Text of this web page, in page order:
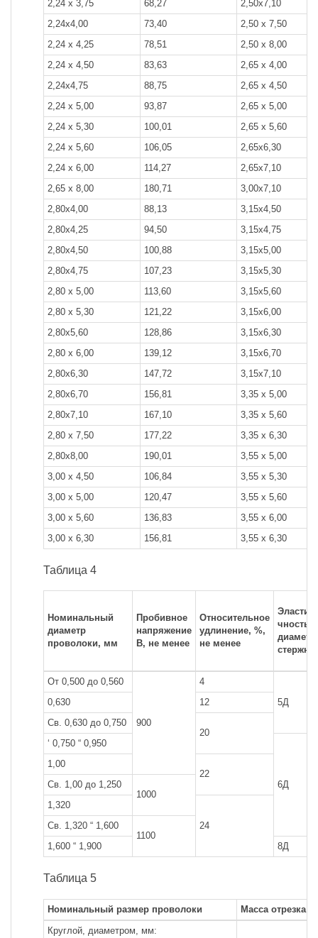
2,24 х 3,75 68,27
2,50x7,10
2,24x4,00
73,40
2,50 х 7,50
2,24 х 4,25
78,51
2,50 х 8,00
2,24 х 4,50
83,63
2,65 х 4,00
2,24x4,75
88,75
2,65 х 4,50
2,24 х 5,00
93,87
2,65 х 5,00
2,24 х 5,30
100,01
2,65 х 5,60
2,24 х 5,60
106,05
2,65x6,30
2,24 х 6,00
114,27
2,65x7,10
2,65 х 8,00
180,71
3,00x7,10
2,80x4,00
88,13
3,15x4,50
2,80x4,25
94,50
3,15x4,75
2,80x4,50
100,88
3,15x5,00
2,80x4,75
107,23
3,15x5,30
2,80 х 5,00
113,60
3,15x5,60
2,80 х 5,30
121,22
3,15x6,00
2,80x5,60
128,86
3,15x6,30
2,80 х 6,00
139,12
3,15x6,70
2,80x6,30
147,72
3,15x7,10
2,80x6,70
156,81
3,35 х 5,00
2,80x7,10
167,10
3,35 х 5,60
2,80 х 7,50
177,22
3,35 х 6,30
2,80x8,00
190,01
3,55 х 5,00
3,00 х 4,50
106,84
3,55 х 5,30
3,00 х 5,00
120,47
3,55 х 5,60
3,00 х 5,60
136,83
3,55 х 6,00
3,00 х 6,30
156,81 3,55 х 6,30
Таблица 4
Номинальный
диаметр
проволоки, мм
Пробивное
напряжение
В, не менее
Относительное
удлинение, %,
не менее
Эласти
чность,
диаметр
стержня
От 0,500 до 0,560
900
4
5Д
0,630
12
Св. 0,630 до 0,750
20
‘ 0,750 “ 0,950
6Д
1,00
22
Св. 1,00 до 1,250
1000
1,320
24
Св. 1,320 “ 1,600
1100
1,600 “ 1,900
8Д
Таблица 5
Номинальный размер проволоки
Масса отрезка
Круглой, диаметром, мм: